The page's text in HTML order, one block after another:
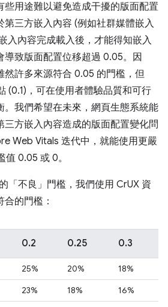
些用途難以避免造成干擾的版面配置
第三方嵌入內容 (例如社群媒體嵌入
入內容完成載入後，才能得知嵌入
導致版面配置位移超過 0.05。因
然許多來源符合 0.05 的門檻，但
(0.1)，可在使用者體驗品質和可行
。我們希望在未來，網頁生態系統能
三方嵌入內容造成的版面配置變化問
Web Vitals 迭代中，就能使用更嚴
0.05 或 0。
「不良」門檻，我們使用 CrUX 資
的門檻：
0.2 0.25 0.3
25% 20%
18%
23% 18% 16%